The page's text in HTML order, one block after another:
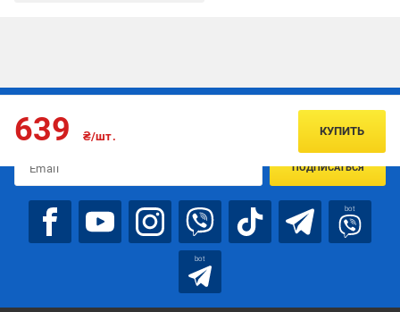
639 ₴/шт. КУПИТЬ
Подписывайтесь, чтобы узнавать первым об акцияx и
ПОДПИСАТЬСЯ
bot
bot